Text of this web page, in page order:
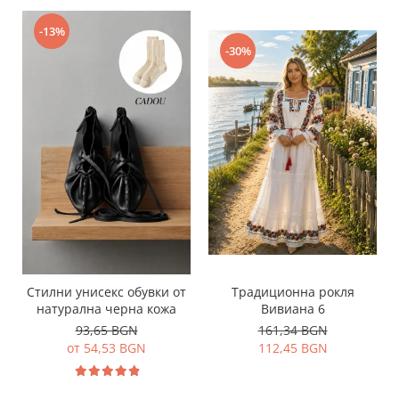
-13%
Стилни унисекс обувки от
натурална черна кожа
93,65 BGN
от 54,53 BGN
-30%
Традиционна рокля
Вивиана 6
161,34 BGN
112,45 BGN